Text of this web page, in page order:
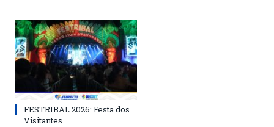
FESTRIBAL 2026: Festa dos
Visitantes.